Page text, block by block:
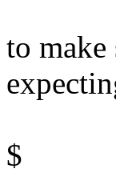
to make
$